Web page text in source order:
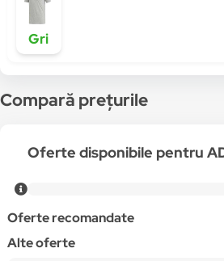
Gri
Compară prețurile
Oferte disponibile pentru
Oferte recomandate
Alte oferte